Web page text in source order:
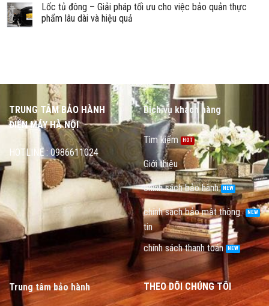
Lốc tủ đông – Giải pháp tối ưu cho việc bảo quản thực
phẩm lâu dài và hiệu quả
TRUNG TÂM BẢO HÀNH
ĐIỆN MÁY HÀ NỘI
HOTLINE : 0986611024
Dịch vụ khách hàng
Tìm kiếm
Giới thiệu
chính sách bảo hành
chính sách bảo mật thông
tin
chính sách thanh toán
Trung tâm bảo hành THEO DÕI CHÚNG TÔI